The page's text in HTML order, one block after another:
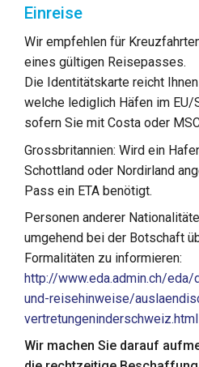
Einreise
Wir empfehlen für
eines gültigen Reisepasses.
Die Identitätskarte reicht
welche lediglich Häfen im EU/
sofern Sie mit Costa oder
Grossbritannien: Wird ein
Schottland oder Nordirland
Pass ein ETA benötigt.
Personen anderer
umgehend bei der Botschaft
Formalitäten zu informieren:
http://www.eda.admin.ch/
und-reisehinweise/
vertretungeninderschweiz.html
Wir machen Sie darauf